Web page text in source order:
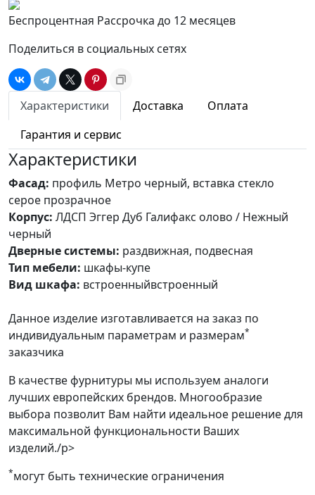
Беспроцентная Рассрочка до 12 месяцев
Поделиться в социальных сетях
Характеристики Доставка
Оплата
Гарантия и сервис
Характеристики
Фасад: профиль Метро черный, вставка стекло
серое прозрачное
Корпус: ЛДСП Эггер Дуб Галифакс олово / Нежный
черный
Дверные системы: раздвижная, подвесная
Тип мебели: шкафы-купе
Вид шкафа: встроенныйвстроенный
Данное изделие изготавливается на заказ по
индивидуальным параметрам и размерам*
заказчика
В качестве фурнитуры мы используем аналоги
лучших европейских брендов. Многообразие
выбора позволит Вам найти идеальное решение для
максимальной функциональности Ваших
изделий./p>
*могут быть технические ограничения